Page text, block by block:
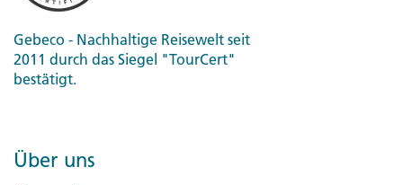
Gebeco - Nachhaltige Reisewelt seit
2011 durch das Siegel "TourCert"
bestätigt.
Über uns